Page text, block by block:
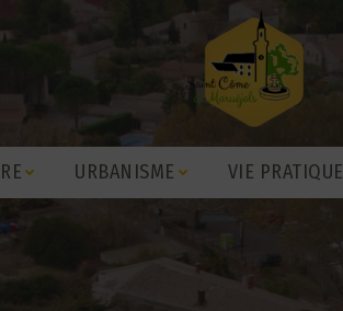
URBANISME VIE PRATIQUE